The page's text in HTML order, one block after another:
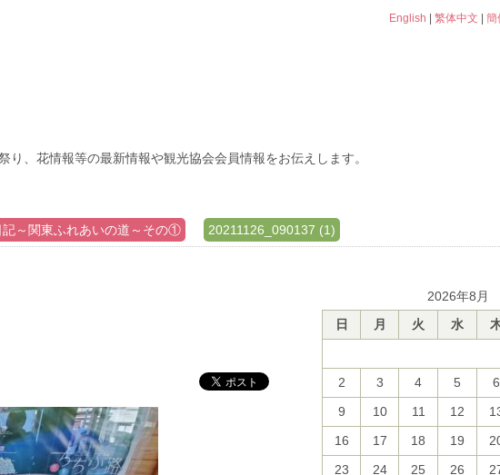
English 繁体中文 簡
り、花情報等の最新情報や観光協会会員情報をお伝えします。
記～関東ふれあいの道～その① 20211126_090137 (1)
2026年8月
日
月 火 水
2
3 4 5 6
9
10 11 12
16
17 18 19
23
24 25 26